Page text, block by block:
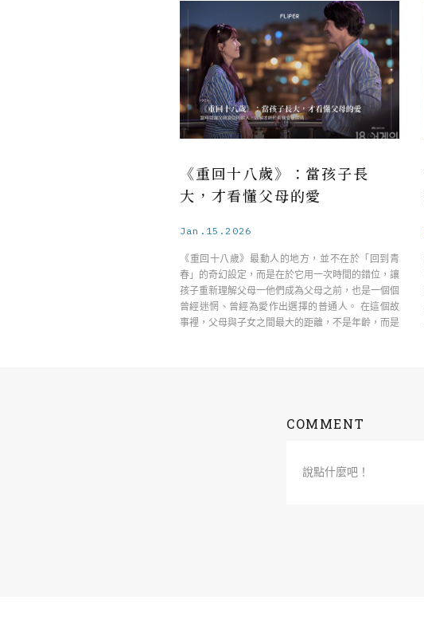
《重回十八歲》：當孩子長
大，才看懂父母的愛
Jan.15.2026
《重回十八歲》最動人的地方，並不在於「回到青
春」的奇幻設定，而是在於它用一次時間的錯位，讓
孩子重新理解父母一他們成為父母之前，也是一個個
曾經迷惘、曾經為愛作出選擇的普通人。 在這個故
事裡，父母與子女之間最大的距離，不是年齡，而是
COMMENT
說點什麼吧！